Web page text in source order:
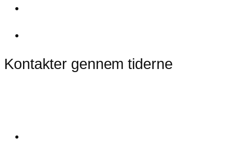
Kontakter gennem tiderne